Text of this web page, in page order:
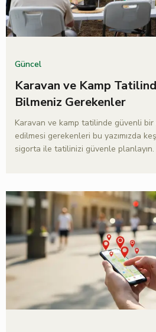
Güncel
Karavan ve Kamp
Bilmeniz Gerekenler
Karavan ve kamp tatilinde güvenli
edilmesi gerekenleri bu yazımızda
sigorta ile tatilinizi güvenle planlayın.